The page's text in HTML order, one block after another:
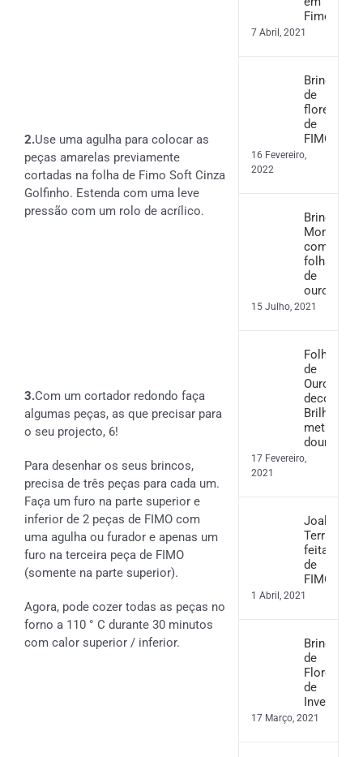
2.Use uma agulha para colocar as
peças amarelas previamente
cortadas na folha de Fimo Soft Cinza
Golfinho. Estenda com uma leve
pressão com um rolo de acrílico.
3.Com um cortador redondo faça
algumas peças, as que precisar para
o seu projecto, 6!
Para desenhar os seus brincos,
precisa de três peças para cada um.
Faça um furo na parte superior e
inferior de 2 peças de FIMO com
uma agulha ou furador e apenas um
furo na terceira peça de FIMO
(somente na parte superior).
Agora, pode cozer todas as peças no
forno a 110 ° C durante 30 minutos
com calor superior / inferior.
Fimo
7 Abril, 2021
Brincos
de
flores
de
FIMO
16 Fevereiro,
2022
Brincos
Monstera
com
folha
de
ouro
15 Julho, 2021
Folha
de
Ouro
decorativo
Brilho
metálico
dourado
17 Fevereiro,
2021
Joalharia
Terrazzo
feita
de
FIMO
1 Abril, 2021
Brincos
de
Flores
de
Inverno
17 Março, 2021